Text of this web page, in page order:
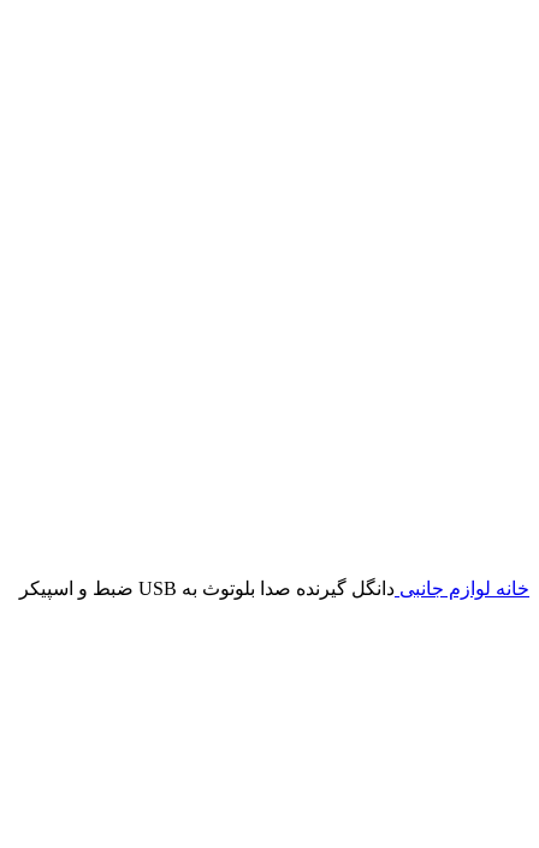
خانه لوازم جانبی دانگل گیرنده صدا بلوتوث به USB ضبط و اسپیکر